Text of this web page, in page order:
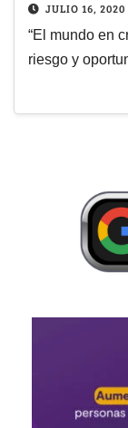
JULIO 16, 2020
“El mundo en
riesgo y